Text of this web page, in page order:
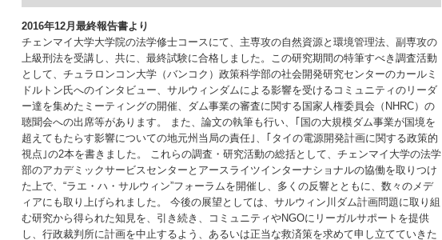
2016年12月最終報告書より
チェンマイ大学大学院の法学修士コースにて、主専攻の自然資源と環境管理法、副専攻の
上級刑法を受講し、共に、最終試験に合格しました。この研究期間の特筆すべき調査活動
として、チュラロンコン大学（バンコク）政策科学部の社会開発研究センターのカールミ
ドルトン氏へのインタビュー、サルウィンダムによる影響を受けるコミュニティのリーダ
ー達を集めたミーティングの開催、ダム事業の審査に関する国家人権委員会（NHRC）の
聴聞会への出席等があります。 また、論文の執筆も行い、｢国の大規模ダム事業が国境を
超えてもたらす影響についての地元州当局の責任｣、｢タイの電源開発計画に関する政策的
視点｣の2本を書きました。 これらの調査・研究活動の総括として、チェンマイ大学の法学
部のアカデミックサービスセンターとアースライツインターナショナルの協働を取りつけ
た上で、“ラエ・ハ・サルウィン”フォーラムを開催し、多くの反響とともに、数々のメデ
ィアにも取り上げられました。 今後の展望としては、サルウィン川ダム計画問題に取り組
む研究から得られた知見を、引き続き、コミュニティやNGOにリーガルサポートを提供
し、行政裁判所に計画を中止するよう、あるいは正当な救済策を求めて申し立てていきた